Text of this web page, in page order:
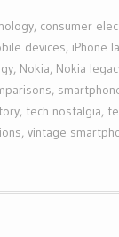
, consumer
devices, iPhone
, Nokia, Nokia
,
, tech nostalgia,
, vintage